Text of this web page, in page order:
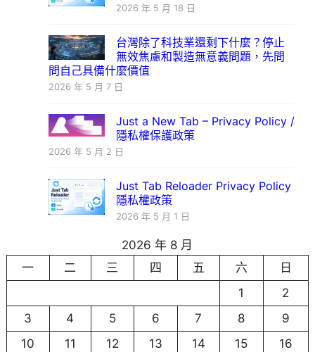
2026 年 5 月 18 日
台灣除了科技業還剩下什麼？停止
無效焦慮和製造無意義問題，先問
問自己具備什麼價值
2026 年 5 月 7 日
Just a New Tab – Privacy Policy /
隱私權保護政策
2026 年 5 月 2 日
Just Tab Reloader Privacy Policy
隱私權政策
2026 年 5 月 1 日
2026 年 8 月
一
二 三 四 五 六
日
1
2
3
4 5 6 7 8
9
10
11 12 13 14 15
16